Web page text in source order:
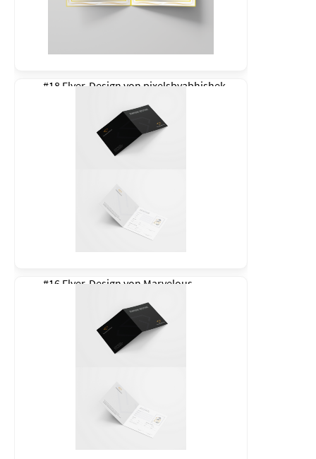
#18 Flyer-Design von pixelsbyabhishek
#16 Flyer-Design von Marvelous